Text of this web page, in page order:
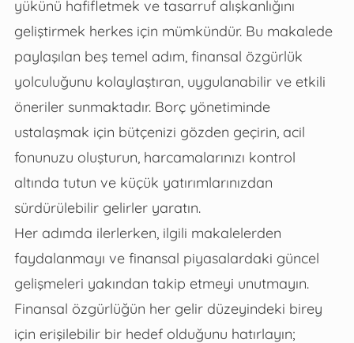
yükünü hafifletmek ve tasarruf alışkanlığını
geliştirmek herkes için mümkündür. Bu makalede
paylaşılan beş temel adım, finansal özgürlük
yolculuğunu kolaylaştıran, uygulanabilir ve etkili
öneriler sunmaktadır. Borç yönetiminde
ustalaşmak için bütçenizi gözden geçirin, acil
fonunuzu oluşturun, harcamalarınızı kontrol
altında tutun ve küçük yatırımlarınızdan
sürdürülebilir gelirler yaratın.
Her adımda ilerlerken, ilgili makalelerden
faydalanmayı ve finansal piyasalardaki güncel
gelişmeleri yakından takip etmeyi unutmayın.
Finansal özgürlüğün her gelir düzeyindeki birey
için erişilebilir bir hedef olduğunu hatırlayın;